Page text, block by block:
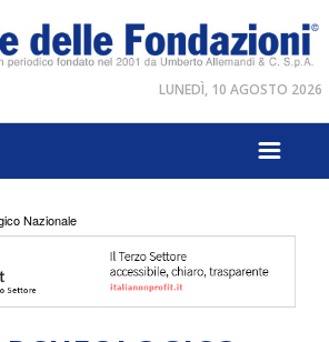
LUNEDÌ, 10 AGOSTO 2026
Nazionale